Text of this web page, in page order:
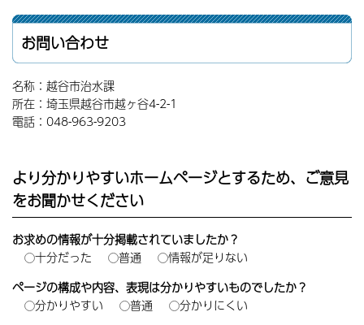
お問い合わせ
名称：越谷市治水課
所在：埼玉県越谷市越ヶ谷4-2-1
電話：048-963-9203
より分かりやすいホームページとするため、ご意見
をお聞かせください
お求めの情報が十分掲載されていましたか？
十分だった
普通
情報が足りない
ページの構成や内容、表現は分かりやすいものでしたか？
分かりやすい
普通
分かりにくい